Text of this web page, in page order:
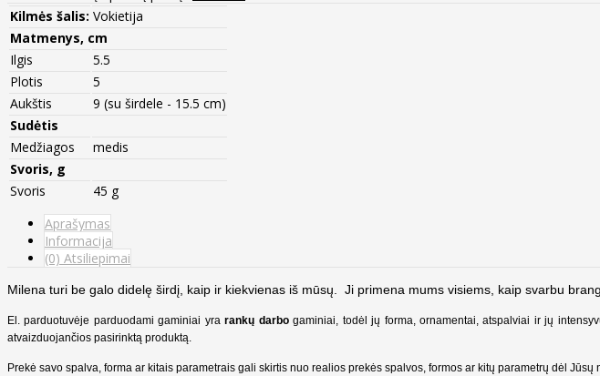
Kilmės šalis: Vokietija
Matmenys, cm
Ilgis
5.5
Plotis
5
Aukštis
9 (su širdele - 15.5 cm)
Sudėtis
Medžiagos
medis
Svoris, g
Svoris
45 g
Aprašymas
Informacija
(0) Atsiliepimai
Milena turi be galo didelę širdį, kaip ir kiekvienas iš mūsų. Ji primena mums visiems, kaip svarbu
El. parduotuvėje parduodami gaminiai yrarankų darbogaminiai, todėl jų forma, ornamentai, atspalviai ir jų
atvaizduojančios pasirinktą produktą.
Prekė savo spalva, forma ar kitais parametrais gali skirtis nuo realios prekės spalvos, formos ar kitų parametrų dėl